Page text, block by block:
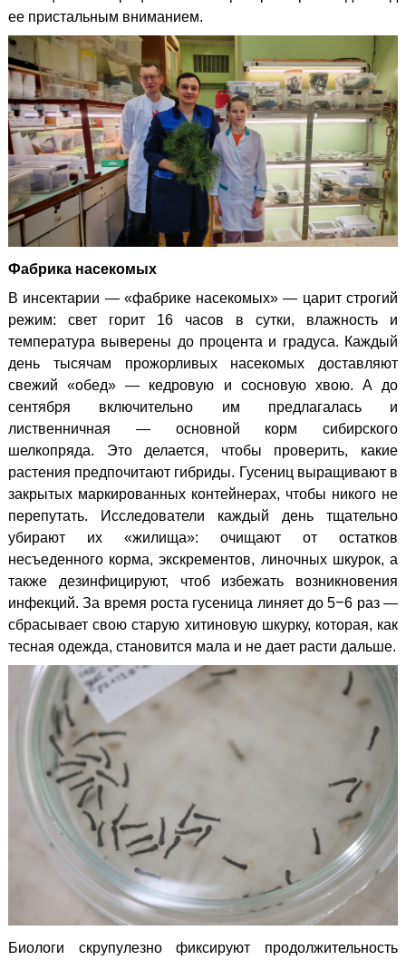
ее пристальным вниманием.
Фабрика насекомых
В инсектарии — «фабрике насекомых» — царит строгий
режим: свет горит 16 часов в сутки, влажность и
температура выверены до процента и градуса. Каждый
день тысячам прожорливых насекомых доставляют
свежий «обед» — кедровую и сосновую хвою. А до
сентября включительно им предлагалась и
лиственничная — основной корм сибирского
шелкопряда. Это делается, чтобы проверить, какие
растения предпочитают гибриды. Гусениц выращивают в
закрытых маркированных контейнерах, чтобы никого не
перепутать. Исследователи каждый день тщательно
убирают их «жилища»: очищают от остатков
несъеденного корма, экскрементов, линочных шкурок, а
также дезинфицируют, чтоб избежать возникновения
инфекций. За время роста гусеница линяет до 5–6 раз —
сбрасывает свою старую хитиновую шкурку, которая, как
тесная одежда, становится мала и не дает расти дальше.
Биологи скрупулезно фиксируют продолжительность